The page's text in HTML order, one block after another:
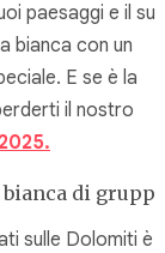
paesaggi e il
bianca con un
E se è la
il nostro
di
sulle Dolomiti è